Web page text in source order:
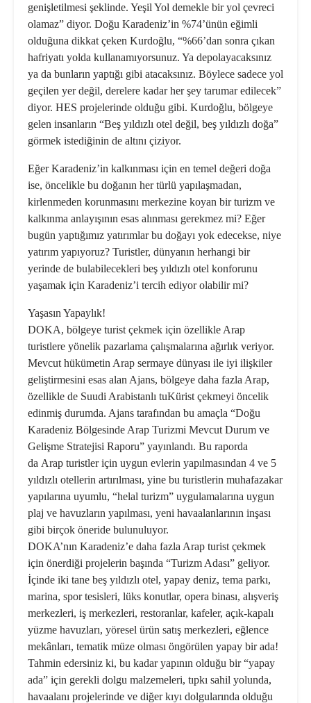
genişletilmesi şeklinde. Yeşil Yol demekle bir yol çevreci
olamaz” diyor. Doğu Karadeniz’in %74’ünün eğimli
olduğuna dikkat çeken Kurdoğlu, “%66’dan sonra çıkan
hafriyatı yolda kullanamıyorsunuz. Ya depolayacaksınız
ya da bunların yaptığı gibi atacaksınız. Böylece sadece yol
geçilen yer değil, derelere kadar her şey tarumar edilecek”
diyor. HES projelerinde olduğu gibi. Kurdoğlu, bölgeye
gelen insanların “Beş yıldızlı otel değil, beş yıldızlı doğa”
görmek istediğinin de altını çiziyor.
Eğer Karadeniz’in kalkınması için en temel değeri doğa
ise, öncelikle bu doğanın her türlü yapılaşmadan,
kirlenmeden korunmasını merkezine koyan bir turizm ve
kalkınma anlayışının esas alınması gerekmez mi? Eğer
bugün yaptığımız yatırımlar bu doğayı yok edecekse, niye
yatırım yapıyoruz? Turistler, dünyanın herhangi bir
yerinde de bulabilecekleri beş yıldızlı otel konforunu
yaşamak için Karadeniz’i tercih ediyor olabilir mi?
Yaşasın Yapaylık!
DOKA, bölgeye turist çekmek için özellikle Arap
turistlere yönelik pazarlama çalışmalarına ağırlık veriyor.
Mevcut hükümetin Arap sermaye dünyası ile iyi ilişkiler
geliştirmesini esas alan Ajans, bölgeye daha fazla Arap,
özellikle de Suudi Arabistanlı tuKürist çekmeyi öncelik
edinmiş durumda. Ajans tarafından bu amaçla “Doğu
Karadeniz Bölgesinde Arap Turizmi Mevcut Durum ve
Gelişme Stratejisi Raporu” yayınlandı. Bu raporda
da Arap turistler için uygun evlerin yapılmasından 4 ve 5
yıldızlı otellerin artırılması, yine bu turistlerin muhafazakar
yapılarına uyumlu, “helal turizm” uygulamalarına uygun
plaj ve havuzların yapılması, yeni havaalanlarının inşası
gibi birçok öneride bulunuluyor.
DOKA’nın Karadeniz’e daha fazla Arap turist çekmek
için önerdiği projelerin başında “Turizm Adası” geliyor.
İçinde iki tane beş yıldızlı otel, yapay deniz, tema parkı,
marina, spor tesisleri, lüks konutlar, opera binası, alışveriş
merkezleri, iş merkezleri, restoranlar, kafeler, açık-kapalı
yüzme havuzları, yöresel ürün satış merkezleri, eğlence
mekânları, tematik müze olması öngörülen yapay bir ada!
Tahmin edersiniz ki, bu kadar yapının olduğu bir “yapay
ada” için gerekli dolgu malzemeleri, tıpkı sahil yolunda,
havaalanı projelerinde ve diğer kıyı dolgularında olduğu